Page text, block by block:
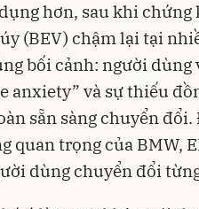
hơn, sau khi
(BEV) chậm lại tại
bối cảnh: người
anxiety” và sự thiếu
sẵn sàng chuyển
quan trọng của BMW,
dùng chuyển đổi